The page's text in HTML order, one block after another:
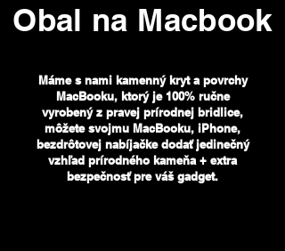
Obal na Macbook
Máme s nami kamenný kryt a povrchy
MacBooku, ktorý je 100% ručne
vyrobený z pravej prírodnej bridlice,
môžete svojmu MacBooku, iPhone,
bezdrôtovej nabíjačke dodať jedinečný
vzhľad prírodného kameňa + extra
bezpečnosť pre váš gadget.